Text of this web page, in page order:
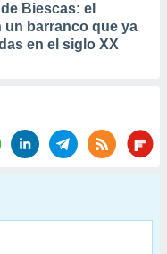
Biescas: el
un barranco que ya
en el siglo XX